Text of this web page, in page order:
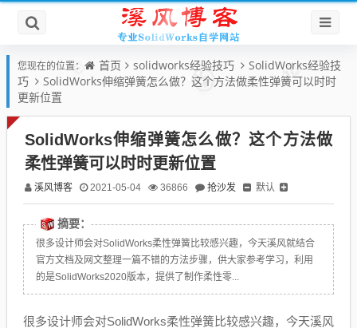
您现在的位置： 首页 solidworks经验技巧
SolidWorks经验技
巧
SolidWorks伸缩弹簧怎么做？这个方法做柔性弹簧可以时时
更新位置
SolidWorks伸缩弹簧怎么做？这个方法做
柔性弹簧可以时时更新位置
溪风博客 2021-05-04 36866 抢沙发 默认
摘要：
很多设计师会对SolidWorks柔性弹簧比较感兴趣，今天溪风就结合
官方文档及网文整理一篇不错的方法步骤，供大家参考学习，利用
的是SolidWorks2020版本，提供了制作柔性零...
很多设计师会对SolidWorks柔性弹簧比较感兴趣，今天溪风